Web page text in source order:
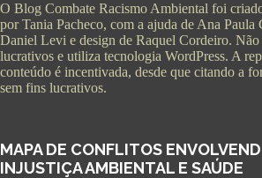
O Blog Combate Racismo Ambiental foi
por Tania Pacheco, com a ajuda de Ana Paula
Daniel Levi e design de Raquel Cordeiro.
lucrativos e utiliza tecnologia WordPress. A
conteúdo é incentivada, desde que citando a
sem fins lucrativos.
MAPA DE CONFLITOS
INJUSTIÇA AMBIENTAL E SAÚDE